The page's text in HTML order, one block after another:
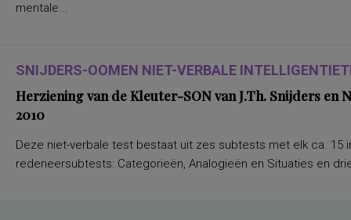
mentale...
SNIJDERS-OOMEN NIET-VERBALE
Herziening van de Kleuter-SON van J.Th. Snijders en
2010
Deze niet-verbale test bestaat uit zes subtests met elk ca. 15
redeneersubtests: Categorieën, Analogieën en Situaties en